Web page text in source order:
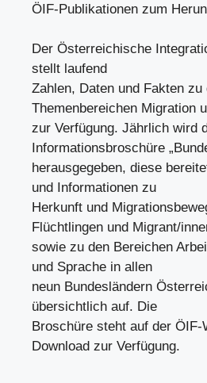
ÖIF-Publikationen zum
Der Österreichische
stellt laufend
Zahlen, Daten und Fakten zu
Themenbereichen Migration
zur Verfügung. Jährlich wird
Informationsbroschüre
herausgegeben, diese
und Informationen zu
Herkunft und
Flüchtlingen und Migrant/
sowie zu den Bereichen
und Sprache in allen
neun Bundesländern
übersichtlich auf. Die
Broschüre steht auf der ÖIF-
Download zur Verfügung.